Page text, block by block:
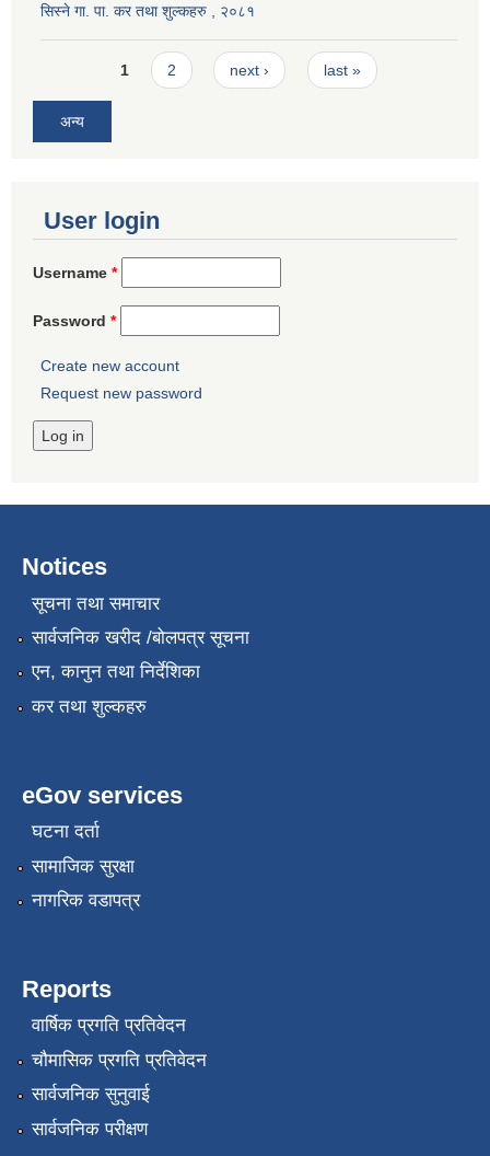
सिस्ने गा. पा. कर तथा शुल्कहरु , २०८१
Pages1 2 next › last »
अन्य
User login
Username *
Password *
Create new account
Request new password
Notices
सूचना तथा समाचार
सार्वजनिक खरीद /बोलपत्र सूचना
एन, कानुन तथा निर्देशिका
कर तथा शुल्कहरु
eGov services
घटना दर्ता
सामाजिक सुरक्षा
नागरिक वडापत्र
Reports
वार्षिक प्रगति प्रतिवेदन
चौमासिक प्रगति प्रतिवेदन
सार्वजनिक सुनुवाई
सार्वजनिक परीक्षण